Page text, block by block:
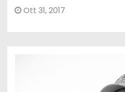
Ott 31, 2017